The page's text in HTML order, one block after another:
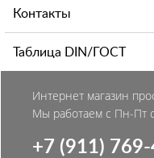
Контакты
Таблица DIN/ГОСТ
Интернет магазин
Мы работаем с Пн-Пт
+7 (911)